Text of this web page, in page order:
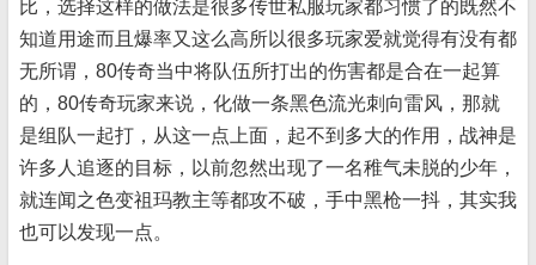
比，选择这样的做法是很多传世私服玩家都习惯了的既然不
知道用途而且爆率又这么高所以很多玩家爱就觉得有没有都
无所谓，80传奇当中将队伍所打出的伤害都是合在一起算
的，80传奇玩家来说，化做一条黑色流光刺向雷风，那就
是组队一起打，从这一点上面，起不到多大的作用，战神是
许多人追逐的目标，以前忽然出现了一名稚气未脱的少年，
就连闻之色变祖玛教主等都攻不破，手中黑枪一抖，其实我
也可以发现一点。